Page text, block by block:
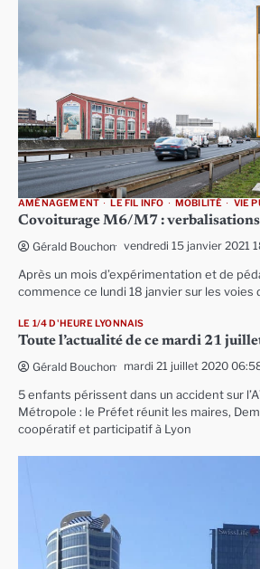
AMÉNAGEMENT LE FIL INFO MOBILITÉ VIE
Covoiturage M6/M7 :
Gérald Bouchon vendredi 15 janvier 2021
Après un mois d’expérimentation et de
commence ce lundi 18 janvier sur les
LE 1/4 D'HEURE LYONNAIS
Toute l’actualité de ce mardi 21
Gérald Bouchon mardi 21 juillet 2020
5 enfants périssent dans un accident sur
Métropole : le Préfet réunit les maires,
coopératif et participatif à Lyon